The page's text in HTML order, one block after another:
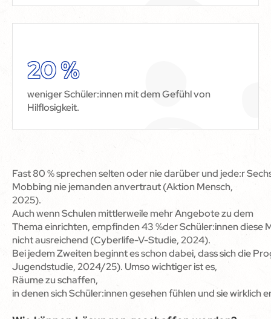
20 %
weniger Schüler:innen mit dem Gefühl von
Hilflosigkeit.
Fast 80 % sprechen selten oder nie darüber und jede:r
Mobbing nie jemanden anvertraut (Aktion Mensch,
2025).
Auch wenn Schulen mittlerweile mehr Angebote zu dem
Thema einrichten, empfinden 43 %der Schüler:innen diese
nicht ausreichend (Cyberlife-V-Studie, 2024).
Bei jedem Zweiten beginnt es schon dabei, dass sich die
Jugendstudie, 2024/25). Umso wichtiger ist es,
Räume zu schaffen,
in denen sich Schüler:innen gesehen fühlen und sie wirklich